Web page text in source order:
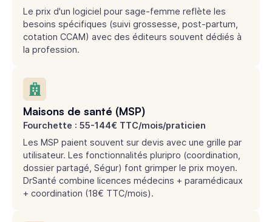
Le prix d'un logiciel pour sage-femme reflète les
besoins spécifiques (suivi grossesse, post-partum,
cotation CCAM) avec des éditeurs souvent dédiés à
la profession.
Maisons de santé (MSP)
Fourchette : 55-144€ TTC/mois/praticien
Les MSP paient souvent sur devis avec une grille par
utilisateur. Les fonctionnalités pluripro (coordination,
dossier partagé, Ségur) font grimper le prix moyen.
DrSanté combine licences médecins + paramédicaux
+ coordination (18€ TTC/mois).